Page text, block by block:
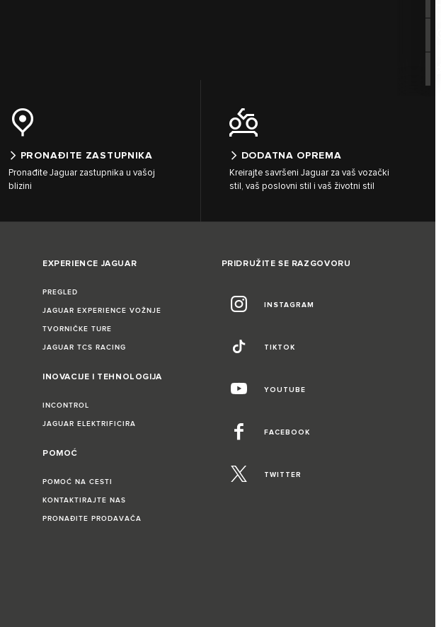
PRONAĐITE ZASTUPNIKA
Pronađite Jaguar zastupnika u vašoj
blizini
DODATNA OPREMA
Kreirajte savršeni Jaguar za vaš vozački
stil, vaš poslovni stil i vaš životni stil
EXPERIENCE JAGUAR
PREGLED
JAGUAR EXPERIENCE VOŽNJE
TVORNIČKE TURE
JAGUAR TCS RACING
INOVACIJE I TEHNOLOGIJA
INCONTROL
JAGUAR ELEKTRIFICIRA
POMOĆ
POMOĆ NA CESTI
KONTAKTIRAJTE NAS
PRONAĐITE PRODAVAČA
PRIDRUŽITE SE RAZGOVORU
INSTAGRAM
TIKTOK
YOUTUBE
FACEBOOK
TWITTER